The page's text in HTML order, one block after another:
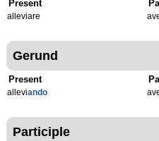
Present
alleviare
Gerund
Present
alleviando
Participle